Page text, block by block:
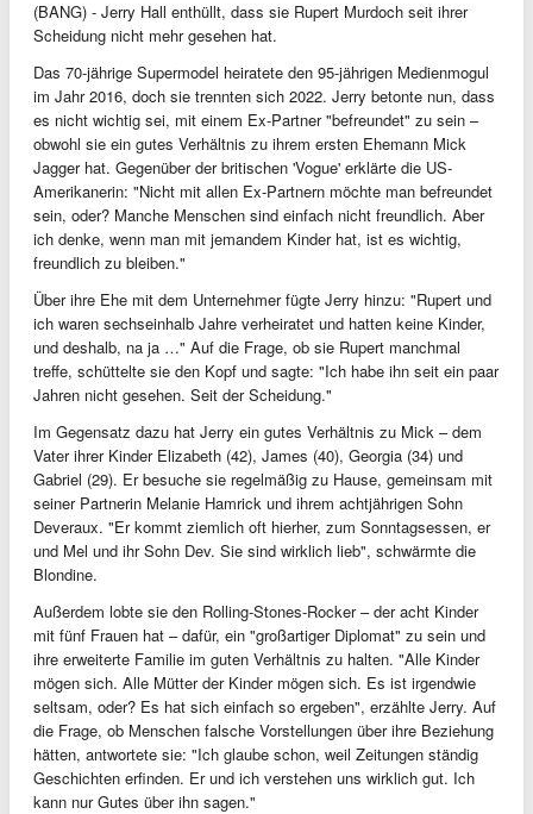
(BANG) - Jerry Hall enthüllt, dass sie Rupert Murdoch seit ihrer
Scheidung nicht mehr gesehen hat.
Das 70-jährige Supermodel heiratete den 95-jährigen Medienmogul
im Jahr 2016, doch sie trennten sich 2022. Jerry betonte nun, dass
es nicht wichtig sei, mit einem Ex-Partner "befreundet" zu sein –
obwohl sie ein gutes Verhältnis zu ihrem ersten Ehemann Mick
Jagger hat. Gegenüber der britischen 'Vogue' erklärte die US-
Amerikanerin: "Nicht mit allen Ex-Partnern möchte man befreundet
sein, oder? Manche Menschen sind einfach nicht freundlich. Aber
ich denke, wenn man mit jemandem Kinder hat, ist es wichtig,
freundlich zu bleiben."
Über ihre Ehe mit dem Unternehmer fügte Jerry hinzu: "Rupert und
ich waren sechseinhalb Jahre verheiratet und hatten keine Kinder,
und deshalb, na ja …" Auf die Frage, ob sie Rupert manchmal
treffe, schüttelte sie den Kopf und sagte: "Ich habe ihn seit ein paar
Jahren nicht gesehen. Seit der Scheidung."
Im Gegensatz dazu hat Jerry ein gutes Verhältnis zu Mick – dem
Vater ihrer Kinder Elizabeth (42), James (40), Georgia (34) und
Gabriel (29). Er besuche sie regelmäßig zu Hause, gemeinsam mit
seiner Partnerin Melanie Hamrick und ihrem achtjährigen Sohn
Deveraux. "Er kommt ziemlich oft hierher, zum Sonntagsessen, er
und Mel und ihr Sohn Dev. Sie sind wirklich lieb", schwärmte die
Blondine.
Außerdem lobte sie den Rolling-Stones-Rocker – der acht Kinder
mit fünf Frauen hat – dafür, ein "großartiger Diplomat" zu sein und
ihre erweiterte Familie im guten Verhältnis zu halten. "Alle Kinder
mögen sich. Alle Mütter der Kinder mögen sich. Es ist irgendwie
seltsam, oder? Es hat sich einfach so ergeben", erzählte Jerry. Auf
die Frage, ob Menschen falsche Vorstellungen über ihre Beziehung
hätten, antwortete sie: "Ich glaube schon, weil Zeitungen ständig
Geschichten erfinden. Er und ich verstehen uns wirklich gut. Ich
kann nur Gutes über ihn sagen."